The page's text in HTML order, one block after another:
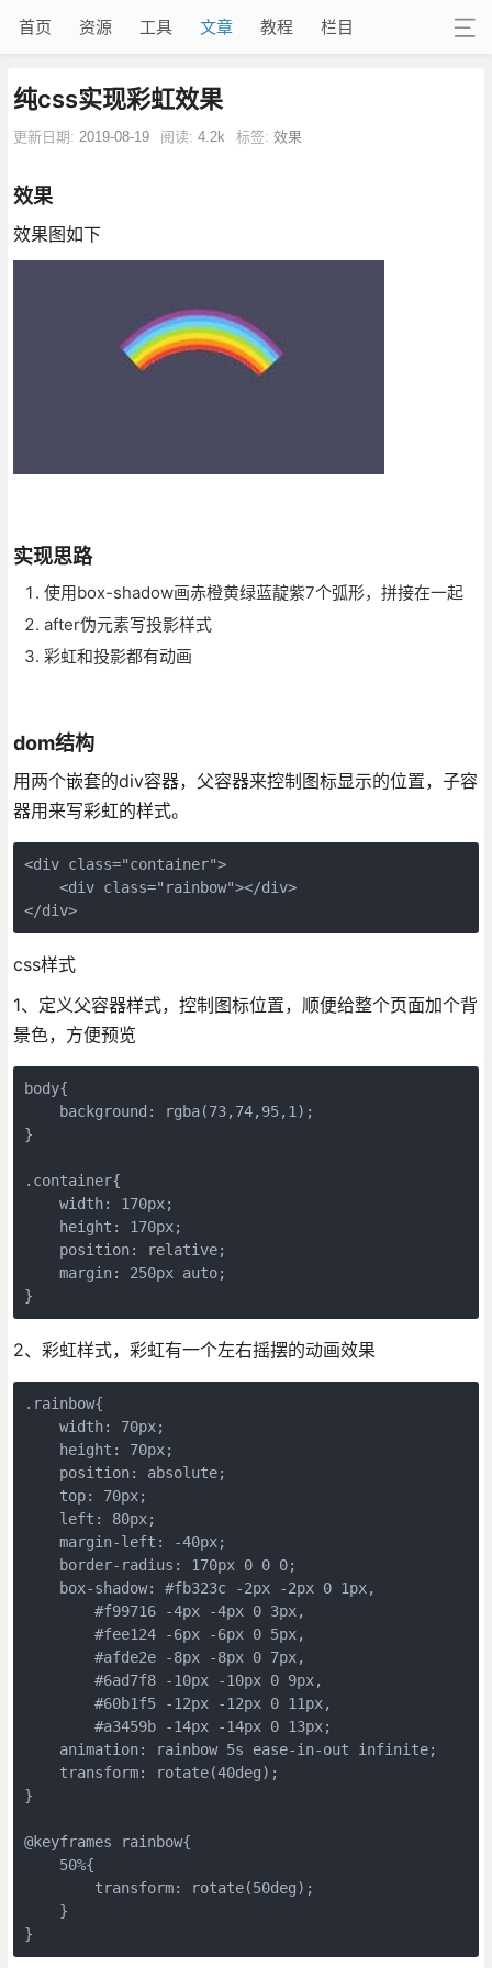
首页 资源 工具 文章 教程 栏目
纯css实现彩虹效果
更新日期: 2019-08-19 阅读: 4.2k 标签: 效果
效果
效果图如下
实现思路
使用box-shadow画赤橙黄绿蓝靛紫7个弧形，拼接在一起
after伪元素写投影样式
彩虹和投影都有动画
dom结构
用两个嵌套的div容器，父容器来控制图标显示的位置，子容
器用来写彩虹的样式。
<div class="container">
    <div class="rainbow"></div>
</div>
css样式
1、定义父容器样式，控制图标位置，顺便给整个页面加个背
景色，方便预览
body{
    background: rgba(73,74,95,1);
}
.container{
    width: 170px;
    height: 170px;
    position: relative;
    margin: 250px auto;
}
2、彩虹样式，彩虹有一个左右摇摆的动画效果
.rainbow{
    width: 70px;
    height: 70px;
    position: absolute;
    top: 70px;
    left: 80px;
    margin-left: -40px;
    border-radius: 170px 0 0 0;
    box-shadow: #fb323c -2px -2px 0 1px,
        #f99716 -4px -4px 0 3px,
        #fee124 -6px -6px 0 5px,
        #afde2e -8px -8px 0 7px,
        #6ad7f8 -10px -10px 0 9px,
        #60b1f5 -12px -12px 0 11px,
        #a3459b -14px -14px 0 13px;
    animation: rainbow 5s ease-in-out infinite;
    transform: rotate(40deg);
}
@keyframes rainbow{
    50%{
        transform: rotate(50deg);
    }
}